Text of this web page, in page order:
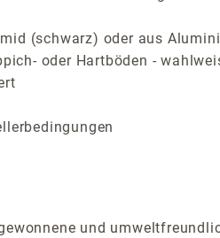
(schwarz) oder aus
oder Hartböden -
und